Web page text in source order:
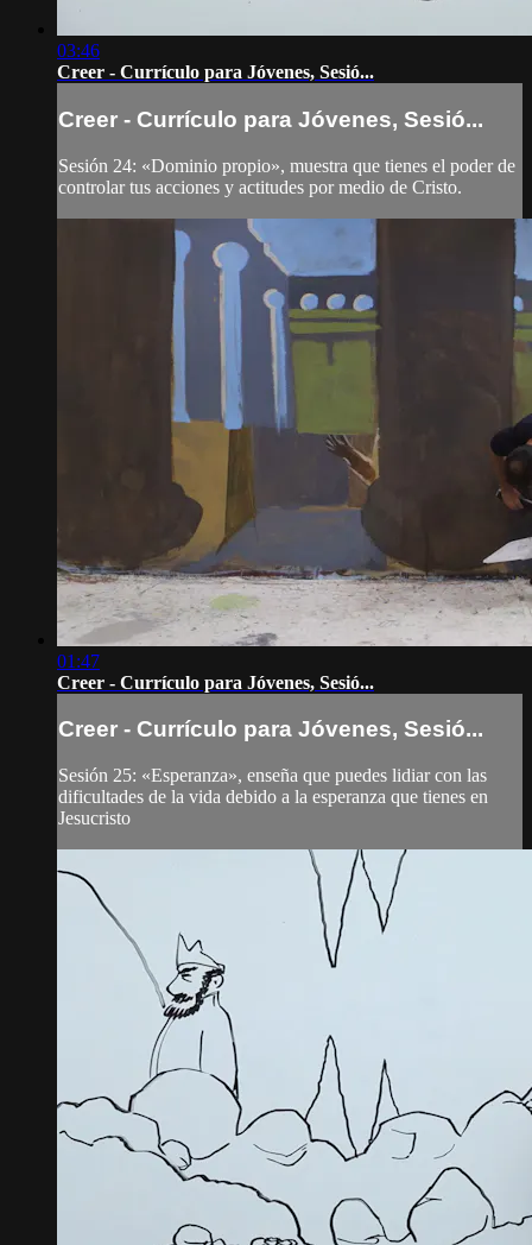
03:46
Creer - Currículo para Jóvenes, Sesió...
Creer - Currículo para Jóvenes, Sesió...
Sesión 24: «Dominio propio», muestra que tienes el poder de
controlar tus acciones y actitudes por medio de Cristo.
01:47
Creer - Currículo para Jóvenes, Sesió...
Creer - Currículo para Jóvenes, Sesió...
Sesión 25: «Esperanza», enseña que puedes lidiar con las
dificultades de la vida debido a la esperanza que tienes en
Jesucristo